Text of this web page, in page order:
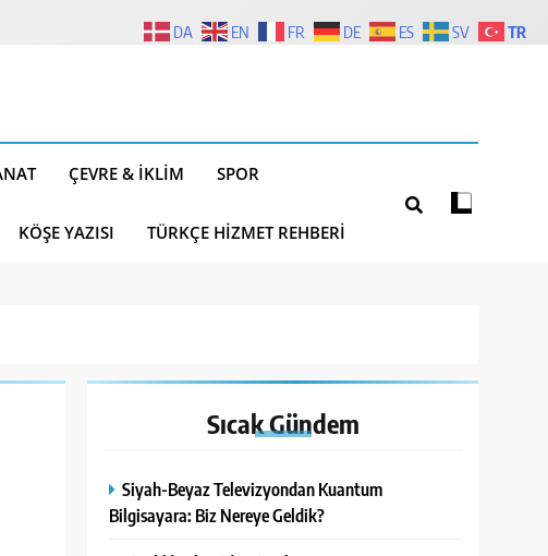
ÇEVRE & İKLIM SPOR
KÖŞE YAZISI TÜRKÇE HIZMET REHBERI
SıcakGündem
Siyah-Beyaz Televizyondan Kuantum
Bilgisayara: Biz Nereye Geldik?
DA EN FR DE ES SV TR